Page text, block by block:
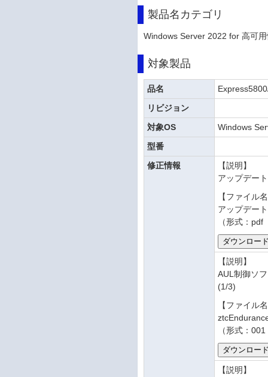
製品名カテゴリ
Windows Server 2022 for 高可
対象製品
品名
リビジョン
対象OS
Windows
型番
修正情報
【説明】
アップデー
【ファイル
アップデー
（形式：
【説明】
AUL制御ソ
(1/3)
【ファイル
（形式：
【説明】